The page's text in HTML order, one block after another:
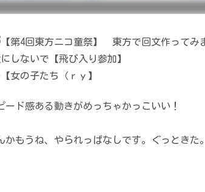
ド感ある動きがめっちゃかっこいい！
もうね、やられっぱなしです。ぐっときた。